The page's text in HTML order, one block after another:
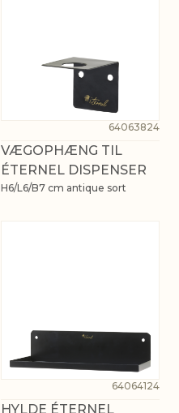
64063824
VÆGOPHÆNG TIL
ÉTERNEL DISPENSER
H6/L6/B7 cm antique sort
64064124
HYLDE ÉTERNEL